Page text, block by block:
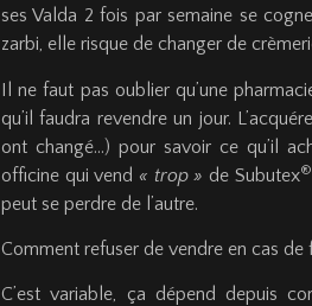
ses Valda 2 fois par semaine se
zarbi, elle risque de changer de
Il ne faut pas oublier qu’une
qu’il faudra revendre un jour.
ont changé…) pour savoir ce qu’il
officine qui vend « trop » de Subutex®
peut se perdre de l’autre.
Comment refuser de vendre en cas de
C’est variable, ça dépend depuis